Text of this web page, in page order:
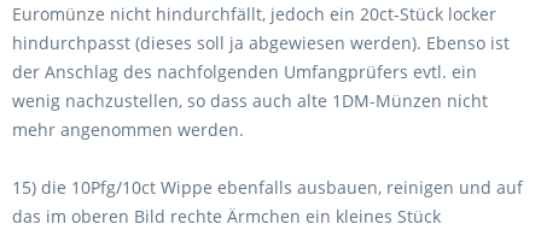
Euromünze nicht hindurchfällt, jedoch ein 20ct-Stück locker
hindurchpasst (dieses soll ja abgewiesen werden). Ebenso ist
der Anschlag des nachfolgenden Umfangprüfers evtl. ein
wenig nachzustellen, so dass auch alte 1DM-Münzen nicht
mehr angenommen werden.
15) die 10Pfg/10ct Wippe ebenfalls ausbauen, reinigen und auf
das im oberen Bild rechte Ärmchen ein kleines Stück